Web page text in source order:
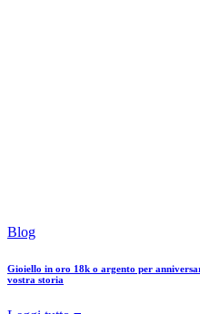
Blog
Gioiello in oro 18k o argento per
vostra storia